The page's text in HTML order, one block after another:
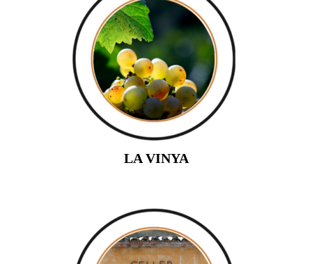
LA VINYA